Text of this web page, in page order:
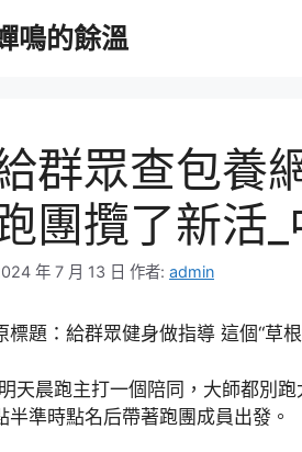
鳴的餘溫
群眾查包養
團攬了新活_
年 7 月 13 日 作者: admin
標題：給群眾健身做指導 這個“草
天晨跑主打一個陪同，大師都別
半準時點名后帶著跑團成員出發。